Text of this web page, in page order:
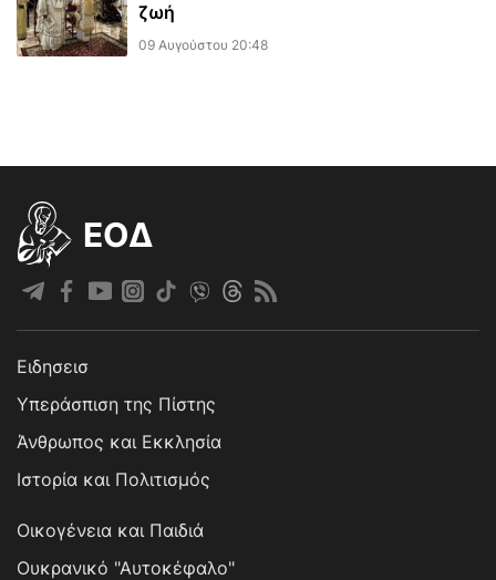
ζωή
09 Αυγούστου 20:48
EOΔ
Ειδησεισ
Υπεράσπιση της Πίστης
Άνθρωπος και Εκκλησία
Ιστορία και Πολιτισμός
Οικογένεια και Παιδιά
Ουκρανικό "Αυτοκέφαλο"